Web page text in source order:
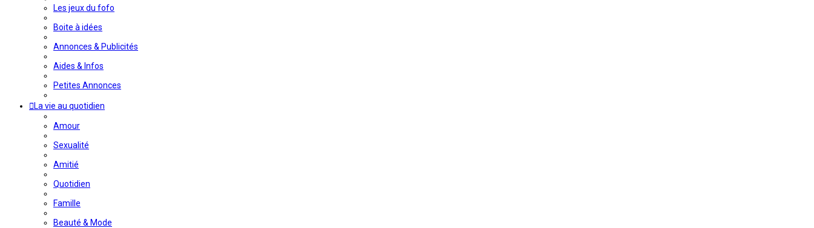
Les jeux du fofo
Boite à idées
Annonces & Publicités
Aides & Infos
Petites Annonces
La vie au quotidien
Amour
Sexualité
Amitié
Quotidien
Famille
Beauté & Mode